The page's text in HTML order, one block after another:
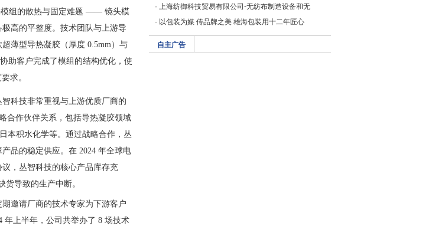
模组的散热与固定难题 —— 镜头模
高的平整度。技术团队与上游导
薄型导热凝胶（厚度 0.5mm）与
助客户完成了模组的结构优化，使
求。
科技非常重视与上游优质厂商的
合作伙伴关系，包括导热凝胶领域
本积水化学等。通过战略合作，丛
品的稳定供应。在 2024 年全球电
，丛智科技的核心产品库存充
导致的生产中断。
邀请厂商的技术专家为下游客户
年上半年，公司共举办了 8 场技术
· 上海纺御科技贸易有限公司-无纺布制造设备和无
· 以包装为媒 传品牌之美 雄海包装用十二年匠心
自主广告